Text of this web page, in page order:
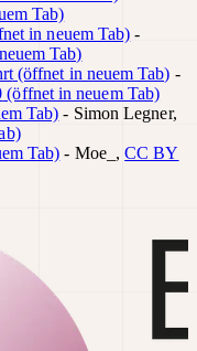
Tab)
in neuem Tab) -
Tab)
(öffnet in neuem Tab) -
(öffnet in neuem Tab)
Tab) - Simon Legner,
Tab) - Moe_ , CC BY